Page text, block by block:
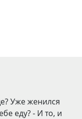
Уже женился
еду? - И то, и